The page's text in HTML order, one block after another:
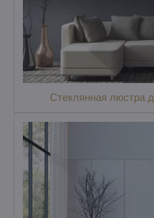
Стеклянная люстра